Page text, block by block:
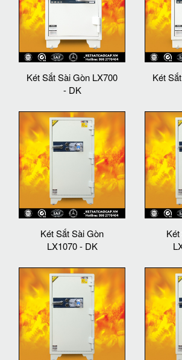
Két Sắt Sài Gòn LX700
- DK
Két
Két Sắt Sài Gòn
LX1070 - DK